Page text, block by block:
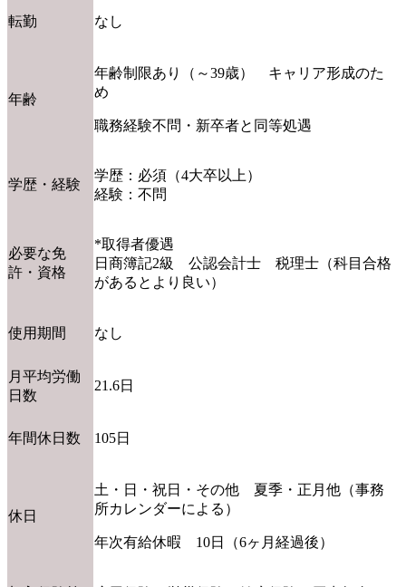
転勤 なし
年齢
年齢制限あり（～39歳） キャリア形成のた
め
職務経験不問・新卒者と同等処遇
学歴・経験
学歴：必須（4大卒以上）
経験：不問
必要な免
許・資格
*取得者優遇
日商簿記2級 公認会計士 税理士（科目合格
があるとより良い）
使用期間 なし
月平均労働
日数
21.6日
年間休日数 105日
休日
土・日・祝日・その他 夏季・正月他（事務
所カレンダーによる）
年次有給休暇 10日（6ヶ月経過後）